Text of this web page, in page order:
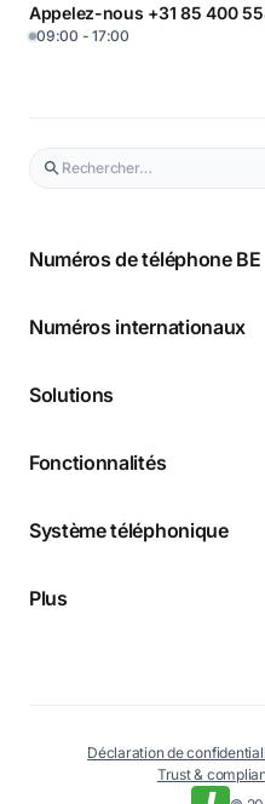
Appelez-nous +31 85 400
09:00 - 17:00
Numéros de téléphone BE
Numéros internationaux
Solutions
Fonctionnalités
Système téléphonique
Plus
Déclaration de
Trust &